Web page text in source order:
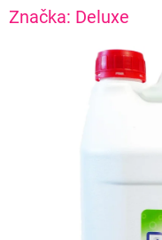
Značka: Deluxe